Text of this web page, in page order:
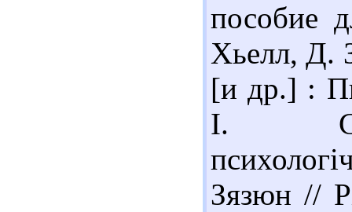
пособие
Хьелл, Д.
[и др.] :
І.
Зязюн //